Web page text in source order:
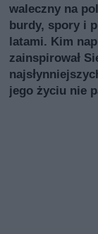
waleczny na
burdy, spory i
latami. Kim
zainspirował
jego życiu nie